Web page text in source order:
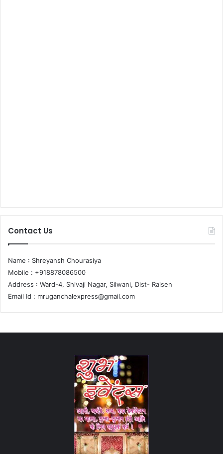
Contact Us
Name : Shreyansh Chourasiya
Mobile : +918878086500
Address : Ward-4, Shivaji Nagar, Silwani, Dist- Raisen
Email Id : mruganchalexpress@gmail.com